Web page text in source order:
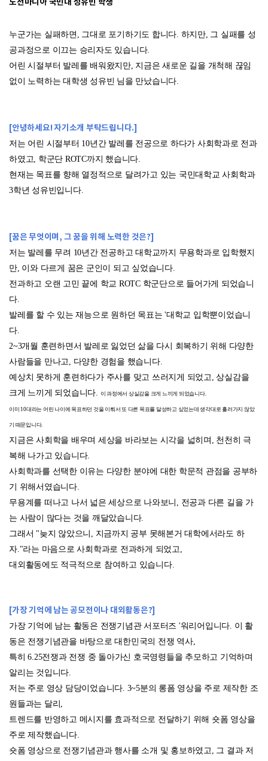
도전마니아 국민대 성유빈 학생
누군가는 실패하면, 그대로 포기하기도 합니다. 하지만, 그 실패를 성
공과정으로 이끄는 승리자도 있습니다.
어린 시절부터 발레를 배워왔지만, 지금은 새로운 길을 개척해 끊임
없이 노력하는 대학생 성유빈 님을 만났습니다.
[안녕하세요! 자기소개 부탁드립니다.]
저는 어린 시절부터 10년간 발레를 전공으로 하다가 사회학과로 전과
하였고, 학군단 ROTC까지 했습니다.
현재는 목표를 향해 열정적으로 달려가고 있는 국민대학교 사회학과
3학년 성유빈입니다.
[꿈은 무엇이며, 그 꿈을 위해 노력한 것은?]
저는 발레를 무려 10년간 전공하고 대학교까지 무용학과로 입학했지
만, 이와 다르게 꿈은 군인이 되고 싶었습니다.
전과하고 오랜 고민 끝에 학교 ROTC 학군단으로 들어가게 되었습니
다.
발레를 할 수 있는 재능으로 원하던 목표는 '대학교 입학뿐이었습니
다.
2~3개월 훈련하면서 발레로 잃었던 삶을 다시 회복하기 위해 다양한
사람들을 만나고, 다양한 경험을 했습니다.
예상치 못하게 훈련하다가 주사를 맞고 쓰러지게 되었고, 상실감을
크게 느끼게 되었습니다. 이 과정에서 상실감을 크게 느끼게 되었습니다.
이미 10대라는 어린 나이에 목표하던 것을 이뤄서 또 다른 목표를 달성하고 싶었는데 생각대로 흘러가지 않았
기 때문입니다.
지금은 사회학을 배우며 세상을 바라보는 시각을 넓히며, 천천히 극
복해 나가고 있습니다.
사회학과를 선택한 이유는 다양한 분야에 대한 학문적 관점을 공부하
기 위해서였습니다.
무용계를 떠나고 나서 넓은 세상으로 나와보니, 전공과 다른 길을 가
는 사람이 많다는 것을 깨달았습니다.
그래서 "늦지 않았으니, 지금까지 공부 못해본거 대학에서라도 하
자."라는 마음으로 사회학과로 전과하게 되었고,
대외활동에도 적극적으로 참여하고 있습니다.
[가장 기억에 남는 공모전이나 대외활동은?]
가장 기억에 남는 활동은 전쟁기념관 서포터즈 '워리어입니다. 이 활
동은 전쟁기념관을 바탕으로 대한민국의 전쟁 역사,
특히 6.25전쟁과 전쟁 중 돌아가신 호국영령들을 추모하고 기억하며
알리는 것입니다.
저는 주로 영상 담당이었습니다. 3~5분의 롱폼 영상을 주로 제작한 조
원들과는 달리,
트렌드를 반영하고 메시지를 효과적으로 전달하기 위해 숏폼 영상을
주로 제작했습니다.
숏폼 영상으로 전쟁기념관과 행사를 소개 및 홍보하였고, 그 결과 저